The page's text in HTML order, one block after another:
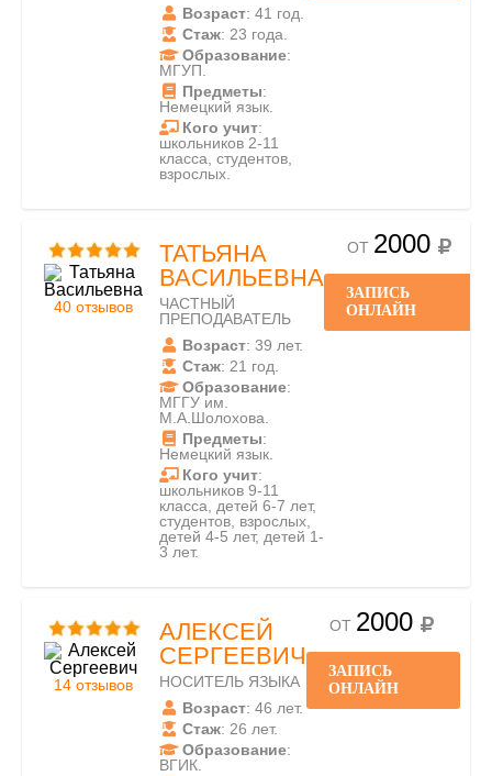
Возраст: 41 год.
Стаж: 23 года.
Образование:
МГУП.
Предметы:
Немецкий язык.
Кого учит:
школьников 2-11
класса, студентов,
взрослых.
40 отзывов
ТАТЬЯНА
ВАСИЛЬЕВНА
ЧАСТНЫЙ
ПРЕПОДАВАТЕЛЬ
Возраст: 39 лет.
Стаж: 21 год.
Образование:
МГГУ им.
М.А.Шолохова.
Предметы:
Немецкий язык.
Кого учит:
школьников 9-11
класса, детей 6-7 лет,
студентов, взрослых,
детей 4-5 лет, детей 1-
3 лет.
ОТ 2000
ЗАПИСЬ
ОНЛАЙН
14 отзывов
АЛЕКСЕЙ
СЕРГЕЕВИЧ
НОСИТЕЛЬ ЯЗЫКА
Возраст: 46 лет.
Стаж: 26 лет.
Образование:
ВГИК.
ОТ 2000
ЗАПИСЬ
ОНЛАЙН